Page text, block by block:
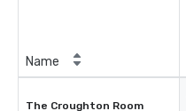
Name
The Croughton Room